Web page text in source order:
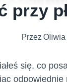
przy
Przez
się, co